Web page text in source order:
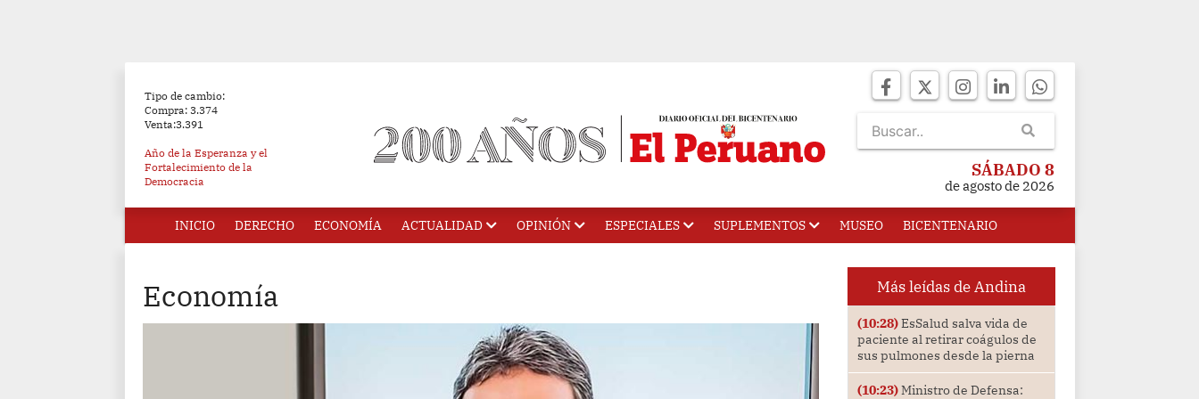
Tipo de cambio:
Compra: 3.374
Venta:3.391
Año de la Esperanza y el
Fortalecimiento de la
Democracia
SÁBADO 8
de agosto de 2026
INICIO DERECHO ECONOMÍA ACTUALIDAD OPINIÓN ESPECIALES SUPLEMENTOS MUSEO BICENTENARIO
Economía Más leídas de Andina
(10:28)EsSalud salva vida de
paciente al retirar coágulos de
sus pulmones desde la pierna
(10:23)Ministro de Defensa: